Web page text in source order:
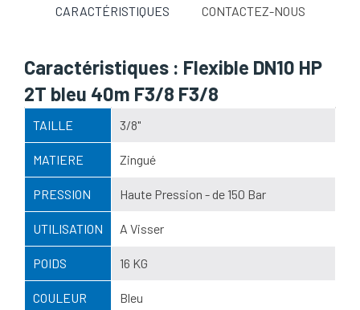
CARACTÉRISTIQUES CONTACTEZ-NOUS
Caractéristiques : Flexible DN10 HP
2T bleu 40m F3/8 F3/8
TAILLE 3/8"
MATIERE Zingué
PRESSION Haute Pression - de 150 Bar
UTILISATION A Visser
POIDS 16 KG
COULEUR Bleu